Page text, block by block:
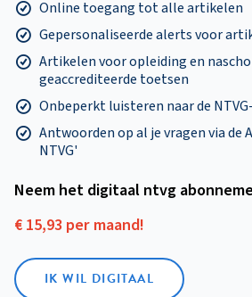
Online toegang tot alle artikelen
Gepersonaliseerde alerts voor
Artikelen voor opleiding en
geaccrediteerde toetsen
Onbeperkt luisteren naar de
Antwoorden op al je vragen via de
NTVG'
Neem het digitaal ntvg
€ 15,93 per maand!
IK WIL DIGITAAL